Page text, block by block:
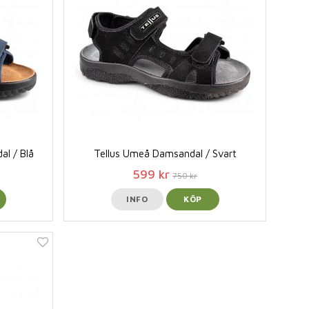
/ Blå Tellus Umeå Damsandal / Svart
599 kr 750 kr
INFO KÖP